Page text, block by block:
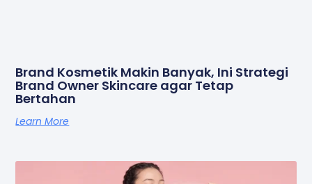
Brand Kosmetik Makin Banyak, Ini Strategi
Brand Owner Skincare agar Tetap
Bertahan
Learn More